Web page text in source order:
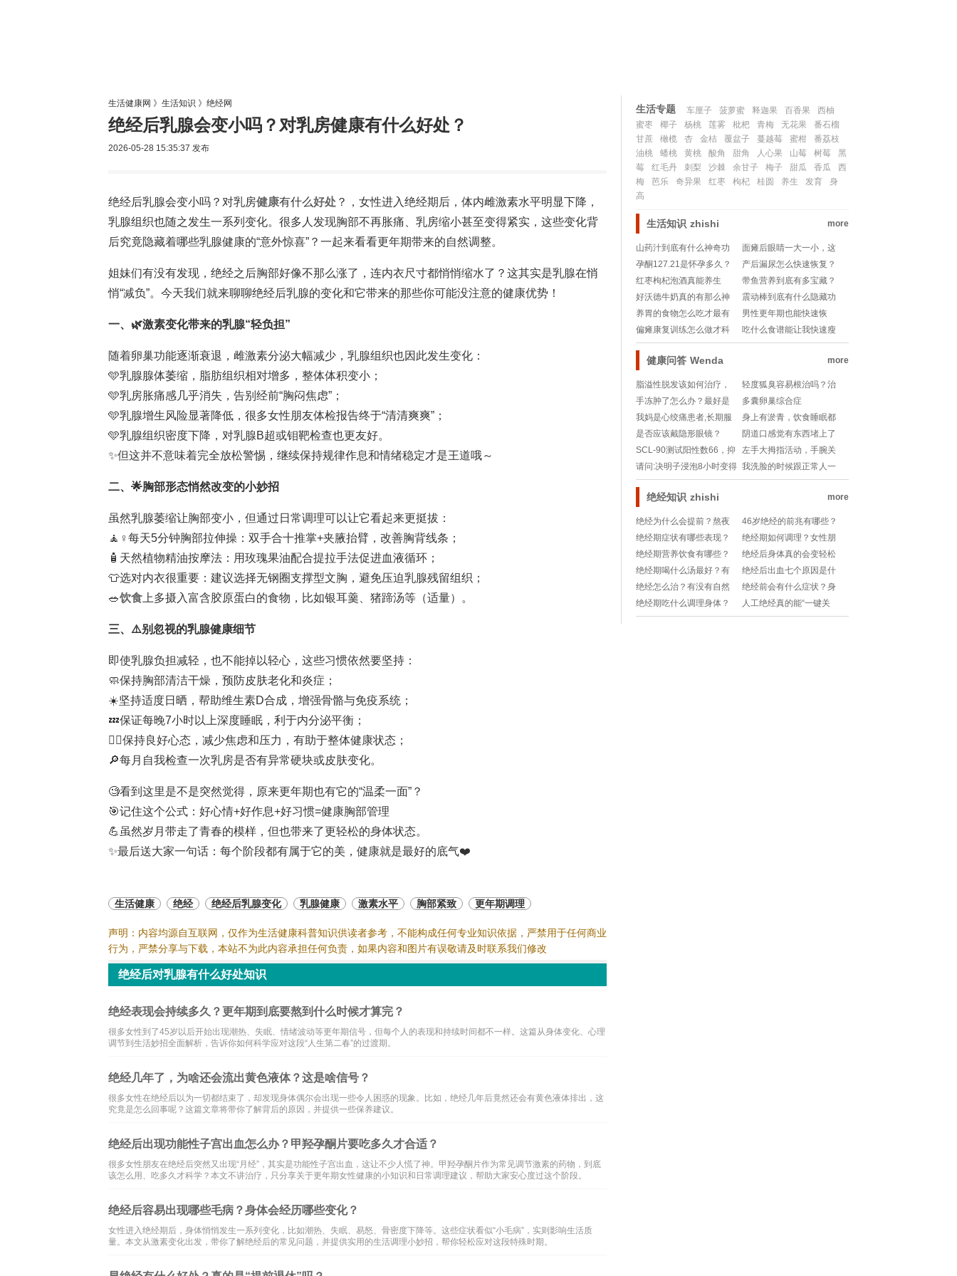
生活健康网 》 生活知识 》 绝经网
绝经后乳腺会变小吗？对乳房健康有什么好处？
2026-05-28 15:35:37 发布
绝经后乳腺会变小吗？对乳房健康有什么好处 ？，女性进入绝经期后，体内雌激素水平明显下降，
乳腺组织也随之发生一系列变化。很多人发现胸部不再胀痛、乳房缩小甚至变得紧实，这些变化背
后究竟隐藏着哪些乳腺健康的“意外惊喜”？一起来看看更年期带来的自然调整。
姐妹们有没有发现，绝经之后胸部好像不那么涨了，连内衣尺寸都悄悄缩水了？这其实是乳腺在悄
悄“减负”。今天我们就来聊聊绝经后乳腺的变化和它带来的那些你可能没注意的健康优势！
一、🌿激素变化带来的乳腺“轻负担”
随着卵巢功能逐渐衰退，雌激素分泌大幅减少，乳腺组织也因此发生变化：
🩵乳腺腺体萎缩，脂肪组织相对增多，整体体积变小；
🩵乳房胀痛感几乎消失，告别经前“胸闷焦虑”；
🩵乳腺增生风险显著降低，很多女性朋友体检报告终于“清清爽爽”；
🩵乳腺组织密度下降，对乳腺B超或钼靶检查也更友好。
✨但这并不意味着完全放松警惕，继续保持规律作息和情绪稳定才是王道哦～
二、🌟胸部形态悄然改变的小妙招
虽然乳腺萎缩让胸部变小，但通过日常调理可以让它看起来更挺拔：
🧘♀️每天5分钟胸部拉伸操：双手合十推掌+夹腋抬臂，改善胸背线条；
🧴天然植物精油按摩法：用玫瑰果油配合提拉手法促进血液循环；
👕选对内衣很重要：建议选择无钢圈支撑型文胸，避免压迫乳腺残留组织；
🥗饮食 上多摄入富含胶原蛋白的食物，比如银耳羹、猪蹄汤等（适量）。
三、⚠️别忽视的乳腺健康细节
即使乳腺负担减轻，也不能掉以轻心，这些习惯依然要坚持：
🧼保持胸部清洁干燥，预防皮肤老化和炎症；
☀️坚持适度日晒，帮助维生素D合成，增强骨骼与免疫系统；
💤保证每晚7小时以上深度睡眠，利于内分泌平衡；
🧘‍♀️保持良好心态，减少焦虑和压力，有助于整体健康状态；
🔎每月自我检查一次乳房是否有异常硬块或皮肤变化。
🧐看到这里是不是突然觉得，原来更年期也有它的“温柔一面”？
🎯记住这个公式：好心情+好作息+好习惯=健康胸部管理
💪虽然岁月带走了青春的模样，但也带来了更轻松的身体状态。
✨最后送大家一句话：每个阶段都有属于它的美，健康就是最好的底气❤️
生活健康 绝经 绝经后乳腺变化 乳腺健康 激素水平 胸部紧致 更年期调理
声明：内容均源自互联网，仅作为生活健康科普知识供读者参考，不能构成任何专业知识依据，严禁用于任何商业
行为，严禁分享与下载，本站不为此内容承担任何负责，如果内容和图片有误敬请及时联系我们修改
绝经后对乳腺有什么好处知识
绝经表现会持续多久？更年期到底要熬到什么时候才算完？
很多女性到了45岁以后开始出现潮热、失眠、情绪波动等更年期信号，但每个人的表现和持续时间都不一样。这篇从身体变化、心理
调节到生活妙招全面解析，告诉你如何科学应对这段“人生第二春”的过渡期。
绝经几年了，为啥还会流出黄色液体？这是啥信号？
很多女性在绝经后以为一切都结束了，却发现身体偶尔会出现一些令人困惑的现象。比如，绝经几年后竟然还会有黄色液体排出，这
究竟是怎么回事呢？这篇文章将带你了解背后的原因，并提供一些保养建议。
绝经后出现功能性子宫出血怎么办？甲羟孕酮片要吃多久才合适？
很多女性朋友在绝经后突然又出现“月经”，其实是功能性子宫出血，这让不少人慌了神。甲羟孕酮片作为常见调节激素的药物，到底
该怎么用、吃多久才科学？本文不讲治疗，只分享关于更年期女性健康的小知识和日常调理建议，帮助大家安心度过这个阶段。
绝经后容易出现哪些毛病？身体会经历哪些变化？
女性进入绝经期后，身体悄悄发生一系列变化，比如潮热、失眠、易怒、骨密度下降等。这些症状看似“小毛病”，实则影响生活质
量。本文从激素变化出发，带你了解绝经后的常见问题，并提供实用的生活调理小妙招，帮你轻松应对这段特殊时期。
生活专题 车厘子 菠萝蜜 释迦果 百香果
西柚
蜜枣
椰子 杨桃 莲雾 枇杷 青梅 无花果
番石榴
甘蔗
橄榄 杏 金桔 覆盆子 蔓越莓 蜜柑
番荔枝
油桃
蟠桃 黄桃 酸角 甜角 人心果 山莓 树莓
黑
莓
红毛丹 刺梨 沙棘 余甘子 梅子 甜瓜 香瓜
西
梅
芭乐 奇异果 红枣 枸杞 桂圆 养生 发育
身
高
生活知识 zhishi more
山药汁到底有什么神奇功
效？每天一杯真的能变健
康吗？
面瘫后眼睛一大一小，这
是怎么回事？如何改善？
孕酮127.21是怀孕多久？
数值高低和孕期有关系
吗？
产后漏尿怎么快速恢复？
宝妈们看过来！
红枣枸杞泡酒真能养生
吗？每天一杯有用还是智
商税？
带鱼营养到底有多宝藏？
吃对部位胜过保健品？海
鲜控必看！
好沃德牛奶真的有那么神
奇吗？日常饮用有哪些隐
藏好处？
震动棒到底有什么隐藏功
效？女生也能用吗？
养胃的食物怎么吃才最有
效？懒人也能轻松做的健
脾食谱！
男性更年期也能快速恢
复？这些小妙招你get了
吗？
偏瘫康复训练怎么做才科
学？有哪些生活小妙招能
辅助恢复？
吃什么食谱能让我快速瘦
下来？减肥食谱大公开！
健康问答 Wenda more
脂溢性脱发该如何治疗，
该选用何..
轻度狐臭容易根治吗？治
疗狐臭最好的治疗方
手冻肿了怎么办？最好是
快速消肿的。。
多囊卵巢综合症
我妈是心绞痛患者,长期服
用黄芪,丹参
身上有淤青，饮食睡眠都
正常:一年
是否应该戴隐形眼镜？
阴道口感觉有东西堵上了
SCL-90测试阳性数66，抑
郁因子分3.8
左手大拇指活动，手腕关
节疼痛
请问:决明子浸泡8小时变得
皱皮后
我洗脸的时候跟正常人一
样仰脖水冲脸
绝经知识 zhishi more
绝经为什么会提前？熬夜
真的会加速更年期吗？
46岁绝经的前兆有哪些？
更年期悄悄来临该怎么应
对？
绝经期症状有哪些表现？
更年期真的能“优雅退
休”吗？
绝经期如何调理？女性朋
友们快来get这份科学指
南！
绝经期营养饮食有哪些？
怎么吃才能更年轻更健
康？
绝经后身体真的会变轻松
吗？这些变化你一定要知
道！
绝经期喝什么汤最好？有
哪些养生汤谱推荐？
绝经后出血七个原因是什
么？真的是大问题吗？
绝经怎么治？有没有自然
调理的小妙招？
绝经前会有什么症状？身
体会有哪些变化和小信
号？
绝经期吃什么调理身体？
有哪些食疗小妙招可以缓
人工绝经真的能“一键关
闭”月经吗？健康停经妙招